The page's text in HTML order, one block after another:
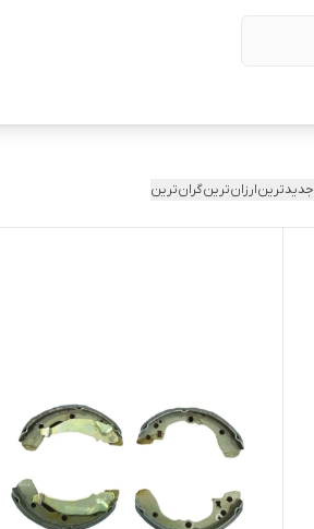
جدیدترینارزان‌ترینگران‌ترین